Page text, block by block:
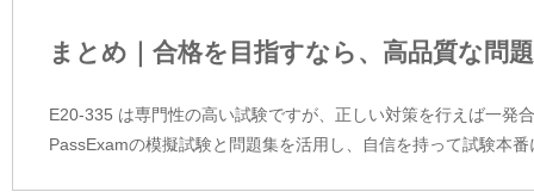
まとめ｜合格を目指すなら、高品質な問
E20-335 は専門性の高い試験ですが、正しい対策を行えば一発
PassExamの模擬試験と問題集を活用し、自信を持って試験本